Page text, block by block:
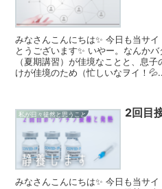
みなさんこんにちは✨ 今日も当サ
とうございます✨ いやー。なんか
（夏期講習）が佳境なことと、息
けが佳境のため（忙しいなヲイ！
私が日々徒然と思うこと 2回目
みなさんこんにちは✨ 今日も当サ